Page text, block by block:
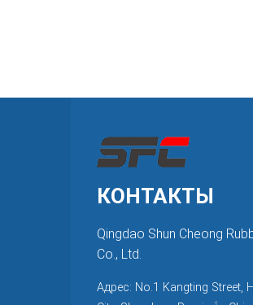
КОНТАКТЫ
Qingdao Shun Cheong
Co., Ltd.
Адрес: No.1 Kangting Street,